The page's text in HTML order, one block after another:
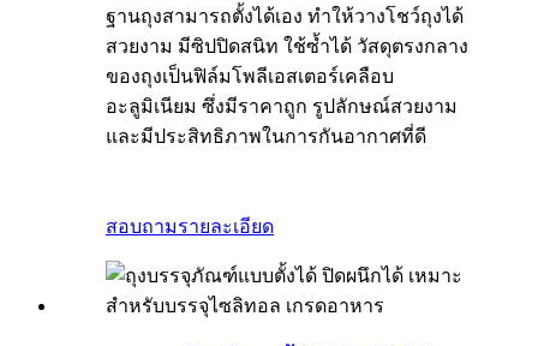
ฐานถุงสามารถตั้งได้เอง ทำให้วางโชว์ถุงได้
สวยงาม มีซิปปิดสนิท ใช้ซ้ำได้ วัสดุตรงกลาง
ของถุงเป็นฟิล์มโพลีเอสเตอร์เคลือบ
อะลูมิเนียม ซึ่งมีราคาถูก รูปลักษณ์สวยงาม
และมีประสิทธิภาพในการกันอากาศที่ดี
สอบถามรายละเอียด